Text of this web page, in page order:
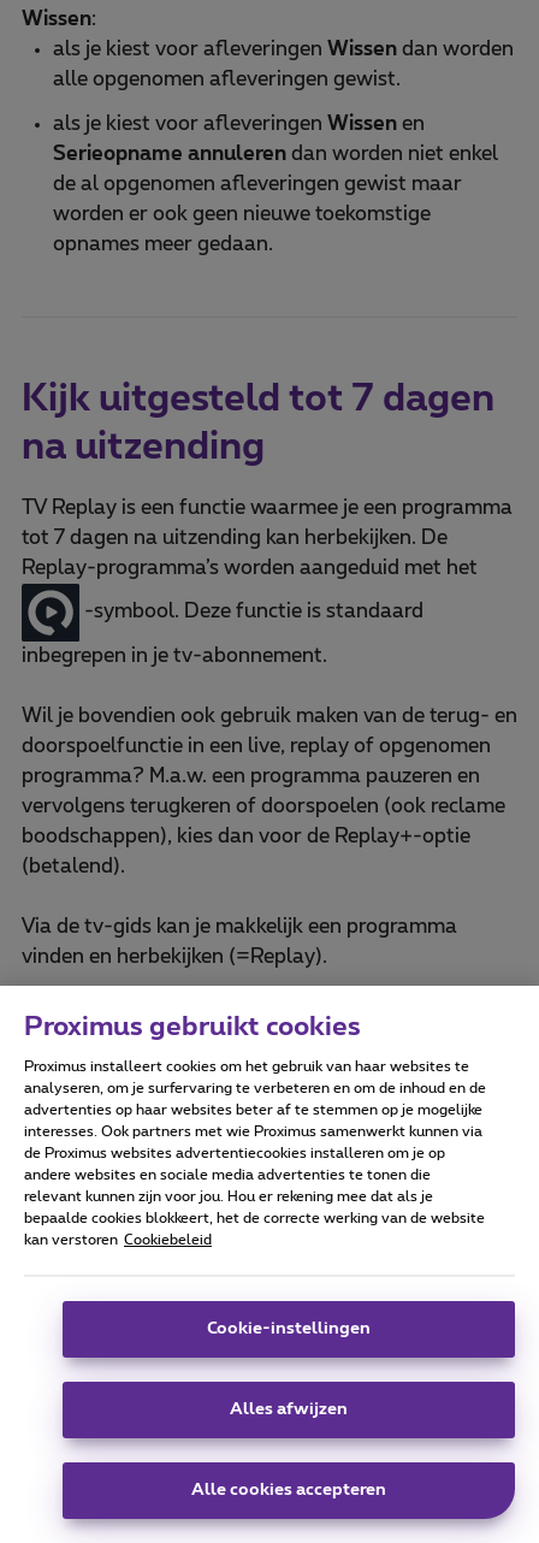
Wissen:
als je kiest voor afleveringen Wissen dan worden
alle opgenomen afleveringen gewist.
als je kiest voor afleveringen Wissen en
Serieopname annuleren dan worden niet enkel
de al opgenomen afleveringen gewist maar
worden er ook geen nieuwe toekomstige
opnames meer gedaan.
Kijk uitgesteld tot 7 dagen
na uitzending
TV Replay is een functie waarmee je een programma
tot 7 dagen na uitzending kan herbekijken. De
Replay-programma’s worden aangeduid met het
-symbool. Deze functie is standaard
inbegrepen in je tv-abonnement.
Wil je bovendien ook gebruik maken van de terug- en
doorspoelfunctie in een live, replay of opgenomen
programma? M.a.w. een programma pauzeren en
vervolgens terugkeren of doorspoelen (ook reclame
boodschappen), kies dan voor de Replay+-optie
(betalend).
Via de tv-gids kan je makkelijk een programma
vinden en herbekijken (=Replay).
Druk op de -toets (= tv-gids).
Als je een programma wil herbekijken dat nog
niet afgelopen is:
kies een programma met het
Druk op de -toets en selecteerKijken.
Als je een programma wil bekijken dat de
laatste 7 dagen werd uitgezonden:
toetsen en om de tv-gids voor de
Proximus gebruikt cookies
Proximus installeert cookies om het gebruik van haar websites te
analyseren, om je surfervaring te verbeteren en om de inhoud en de
advertenties op haar websites beter af te stemmen op je mogelijke
interesses. Ook partners met wie Proximus samenwerkt kunnen via
de Proximus websites advertentiecookies installeren om je op
andere websites en sociale media advertenties te tonen die
relevant kunnen zijn voor jou. Hou er rekening mee dat als je
bepaalde cookies blokkeert, het de correcte werking van de website
kan verstoren Cookiebeleid
Cookie-instellingen
Alles afwijzen
Alle cookies accepteren